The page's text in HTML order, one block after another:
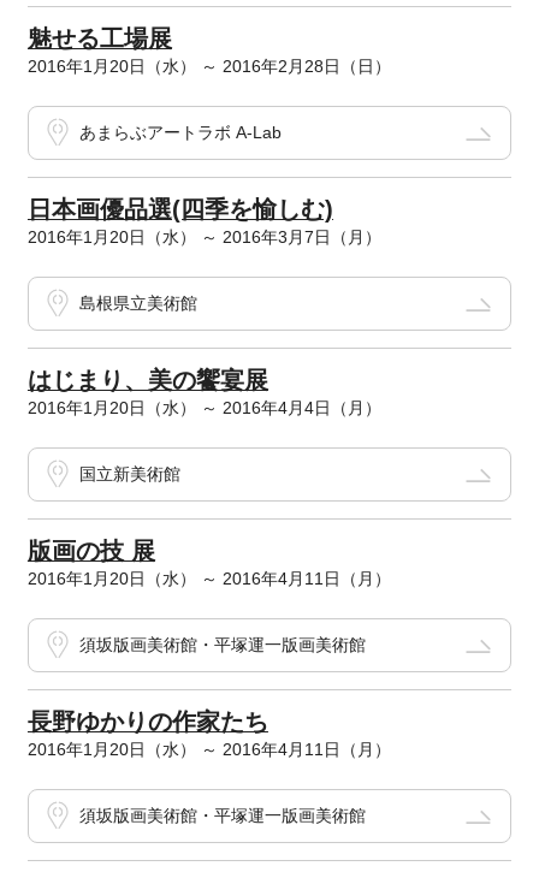
魅せる工場展
2016年1月20日（水） ～ 2016年2月28日（日）
あまらぶアートラボ A-Lab
日本画優品選(四季を愉しむ)
2016年1月20日（水） ～ 2016年3月7日（月）
島根県立美術館
はじまり、美の饗宴展
2016年1月20日（水） ～ 2016年4月4日（月）
国立新美術館
版画の技 展
2016年1月20日（水） ～ 2016年4月11日（月）
須坂版画美術館・平塚運一版画美術館
長野ゆかりの作家たち
2016年1月20日（水） ～ 2016年4月11日（月）
須坂版画美術館・平塚運一版画美術館